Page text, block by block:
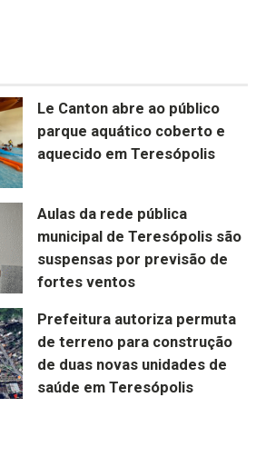
Le Canton abre ao público
parque aquático coberto e
aquecido em Teresópolis
Aulas da rede pública
municipal de Teresópolis são
suspensas por previsão de
fortes ventos
Prefeitura autoriza permuta
de terreno para construção
de duas novas unidades de
saúde em Teresópolis